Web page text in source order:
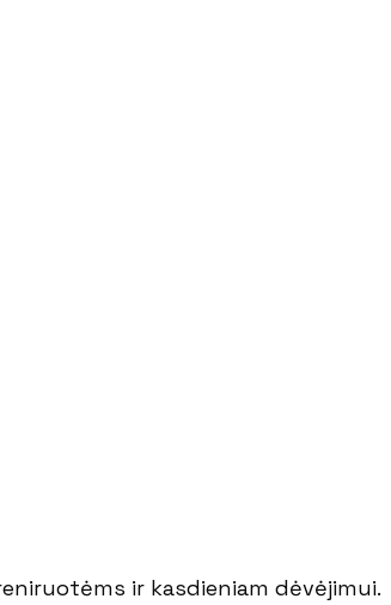
ir kasdieniam dėvėjimui.